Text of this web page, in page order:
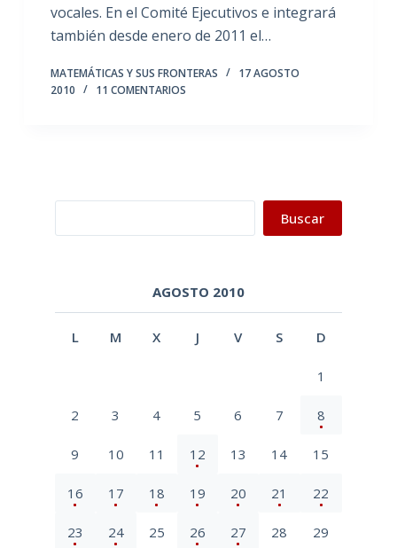
vocales. En el Comité Ejecutivos e integrará
también desde enero de 2011 el…
MATEMÁTICAS Y SUS FRONTERAS
17 AGOSTO
2010
11 COMENTARIOS
Buscar
AGOSTO 2010
L M X J V S D
1
2 3 4 5 6 7 8
9 10 11 12 13 14 15
16 17 18 19 20 21 22
23 24 25 26 27 28 29